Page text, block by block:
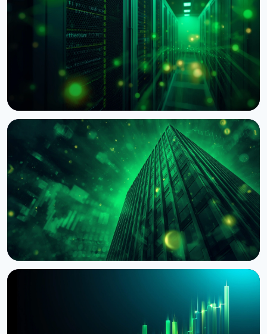
НОВИНА
BNY Mellon запускає стейкінг для інституційних
клієнтів разом із Galaxy
4 серпня 2026 р. 4 хв читання
BlackRock токенізував доступ до $311 млрд
грошових фондів у Європі через Kinexys